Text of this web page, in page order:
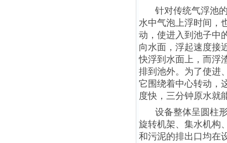
针对传统气浮池
水中气泡上浮时间，
动，使进入到池子中
向水面，浮起速度接
快浮到水面上，而浮
排到池外。为了使进
它围绕着中心转动，
度快，三分钟原水就
设备整体呈圆柱
旋转机架、集水机构
和污泥的排出口均在